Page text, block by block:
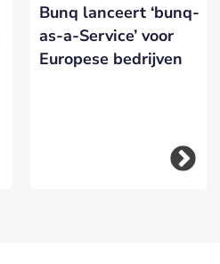
Bunq lanceert ‘bunq-
as-a-Service’ voor
Europese bedrijven